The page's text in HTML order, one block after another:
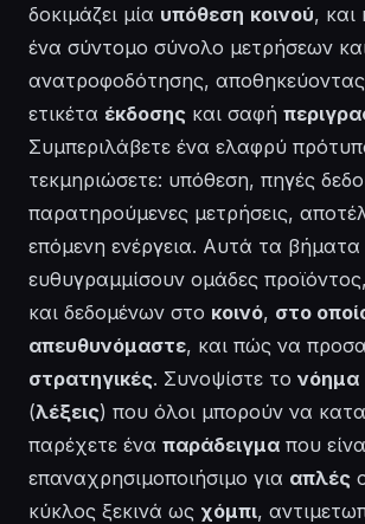
δοκιμάζει μία υπόθεση κοινού,
ένα σύντομο σύνολο μετρήσεων
ανατροφοδότησης,
ετικέτα έκδοσης και σαφή
Συμπεριλάβετε ένα ελαφρύ
τεκμηριώσετε: υπόθεση, πηγές
παρατηρούμενες μετρήσεις,
επόμενη ενέργεια. Αυτά τα βήματα
ευθυγραμμίσουν ομάδες
και δεδομένων στο κοινό, στο
απευθυνόμαστε, και πώς να
στρατηγικές. Συνοψίστε το νόημα
(λέξεις) που όλοι μπορούν να
παρέχετε ένα παράδειγμα που
επαναχρησιμοποιήσιμο για απλές
κύκλος ξεκινά ως χόμπι,